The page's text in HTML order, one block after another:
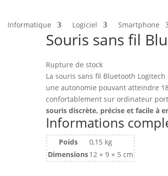
Informatique Logiciel Smartphone
Souris sans fil
Rupture de stock
La souris sans fil Bluetooth
une autonomie pouvant atteindre
confortablement sur ordinateur
souris discrète, précise et facile à
Informations
Poids
0,15 kg
Dimensions12 × 9 × 5 cm